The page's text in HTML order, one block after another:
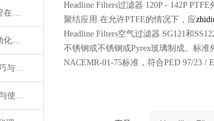
Scientific Commodities PE管在环保实验中的作用
TEDPella服务与实验室自动化设备的整合
Megazyme试剂盒的使用技巧与实验优化方法
Teknova培养基的优化配方与使用技巧
Headline Filters过滤器 120P - 142P
聚结应用.在允许PTFE的情况下，应
Headline Filters空气过滤器 SG121和
不锈钢或不锈钢或Pyrex玻璃制成。标
NACEMR-01-75标准，符合PED 97/23 /